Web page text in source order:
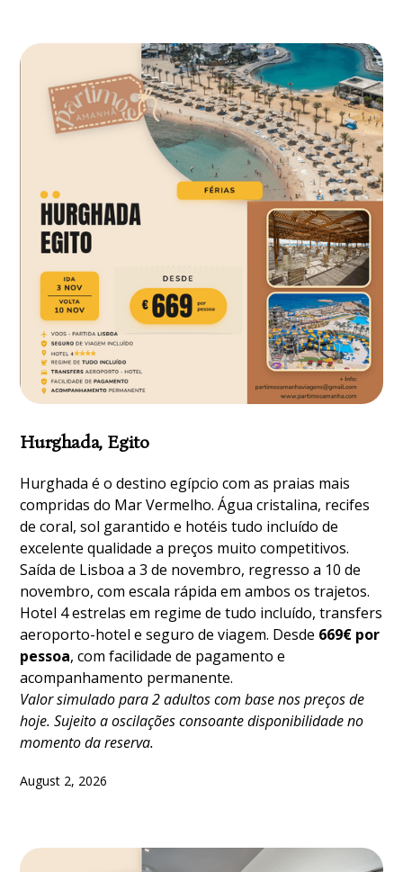
Hurghada, Egito
Hurghada é o destino egípcio com as praias mais
compridas do Mar Vermelho. Água cristalina, recifes
de coral, sol garantido e hotéis tudo incluído de
excelente qualidade a preços muito competitivos.
Saída de Lisboa a 3 de novembro, regresso a 10 de
novembro, com escala rápida em ambos os trajetos.
Hotel 4 estrelas em regime de tudo incluído, transfers
aeroporto-hotel e seguro de viagem. Desde 669€ por
pessoa, com facilidade de pagamento e
acompanhamento permanente.
Valor simulado para 2 adultos com base nos preços de
hoje. Sujeito a oscilações consoante disponibilidade no
momento da reserva.
August 2, 2026